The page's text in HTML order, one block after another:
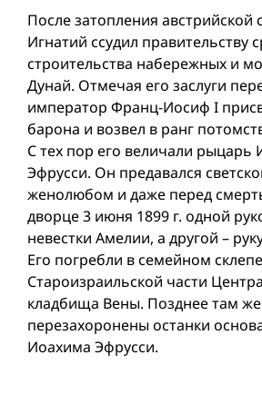
После затопления австрийской
Игнатий ссудил правительству
строительства набережных и
Дунай. Отмечая его заслуги
император Франц-Иосиф I
барона и возвел в ранг
С тех пор его величали рыцарь
Эфрусси. Он предавался
женолюбом и даже перед
дворце 3 июня 1899 г. одной
невестки Амелии, а другой –
Его погребли в семейном склепе
Староизраильской части
кладбища Вены. Позднее там
перезахоронены останки
Иоахима Эфрусси.